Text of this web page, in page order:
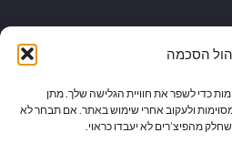
הסכמה
כדי לשפר את חוויית הגלישה שלך. מתן
ולעקוב אחרי שימוש באתר. אם תבחר לא
מהפיצ’רים לא יעבדו כראוי.